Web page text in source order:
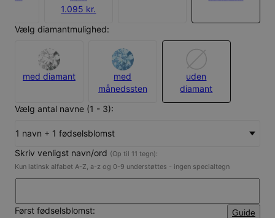
1.095 kr.
Vælg diamantmulighed:
med diamant
med
månedssten
uden
diamant
Vælg antal navne (1 - 3):
1 navn + 1 fødselsblomst
Skriv venligst navn/ord (Op til 11 tegn):
Kun latinsk alfabet A-Z, a-z og 0-9 understøttes - ingen specialtegn
Først fødselsblomst: Guide